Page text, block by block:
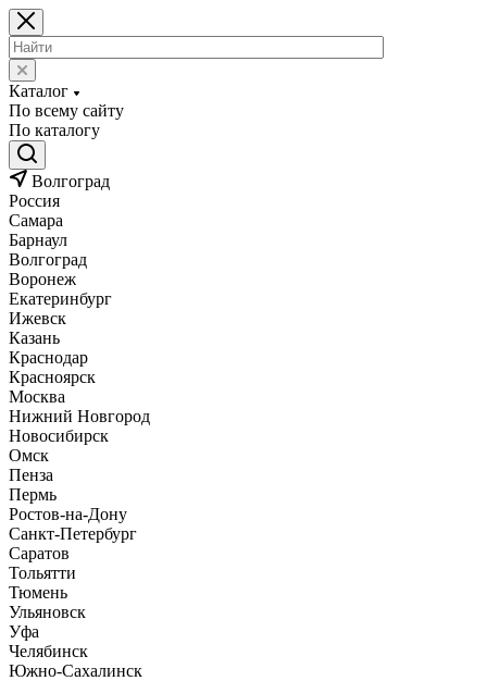
Каталог
По всему сайту
По каталогу
Волгоград
Россия
Самара
Барнаул
Волгоград
Воронеж
Екатеринбург
Ижевск
Казань
Краснодар
Красноярск
Москва
Нижний Новгород
Новосибирск
Омск
Пенза
Пермь
Ростов-на-Дону
Санкт-Петербург
Саратов
Тольятти
Тюмень
Ульяновск
Уфа
Челябинск
Южно-Сахалинск